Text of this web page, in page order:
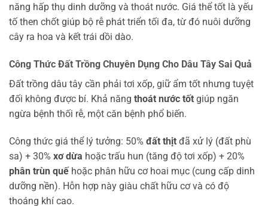
năng hấp thụ dinh dưỡng và thoát nước. Giá thể tốt là yếu
tố then chốt giúp bộ rễ phát triển tối đa, từ đó nuôi dưỡng
cây ra hoa và kết trái dồi dào.
Công Thức Đất Trồng Chuyên Dụng Cho Dâu Tây Sai Quả
Đất trồng dâu tây cần phải tơi xốp, giữ ẩm tốt nhưng tuyệt
đối không được bí. Khả năng thoát nước tốt giúp ngăn
ngừa bệnh thối rễ, một căn bệnh phổ biến.
Công thức giá thể lý tưởng: 50% đất thịt đã xử lý (đất phù
sa) + 30% xơ dừa hoặc trấu hun (tăng độ tơi xốp) + 20%
phân trùn quếhoặc phân hữu cơ hoai mục (cung cấp dinh
dưỡng nền). Hỗn hợp này giàu chất hữu cơ và có độ
thoáng khí cao.